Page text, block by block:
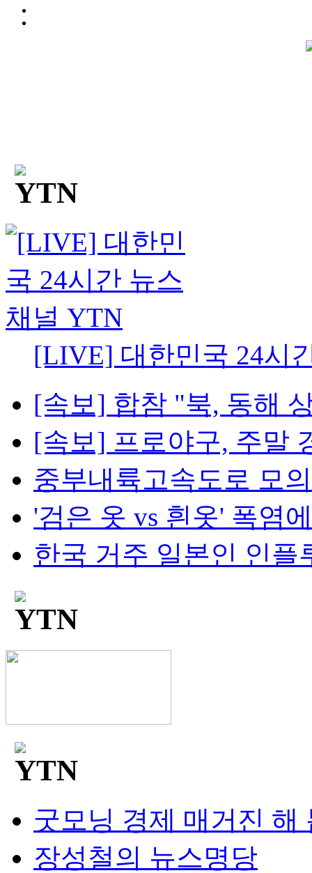
[LIVE] 대한민국 24시
[속보] 합참 "북, 동해
[속보] 프로야구, 주말
중부내륙고속도로 모
'검은 옷 vs 흰옷' 폭염
한국 거주 일본인 인플
굿모닝 경제 매거진 해
장성철의 뉴스명당